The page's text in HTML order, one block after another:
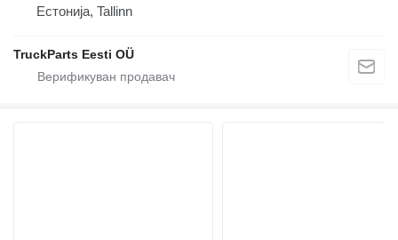
Естонија, Tallinn
TruckParts Eesti OÜ